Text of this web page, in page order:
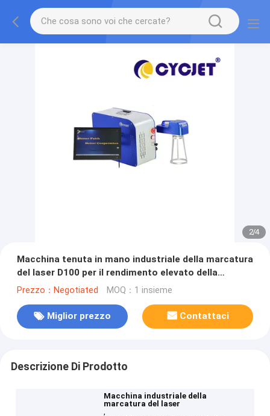
2/4
Macchina tenuta in mano industriale della marcatura
del laser D100 per il rendimento elevato della
gomma di automobile
Prezzo：Negotiated MOQ：1 insieme
Miglior prezzo Contattaci
Descrizione Di Prodotto
Macchina industriale della
marcatura del laser
,